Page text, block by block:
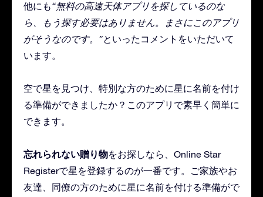
他にも“無料の高速天体アプリを探しているのな
ら、もう探す必要はありません。まさにこのアプリ
がそうなのです。”といったコメントをいただいて
います。
空で星を見つけ、特別な方のために星に名前を付け
る準備ができましたか？このアプリで素早く簡単に
できます。
忘れられない贈り物をお探しなら、Online Star
Registerで星を登録するのが一番です。ご家族やお
友達、同僚の方のために星に名前を付ける準備がで